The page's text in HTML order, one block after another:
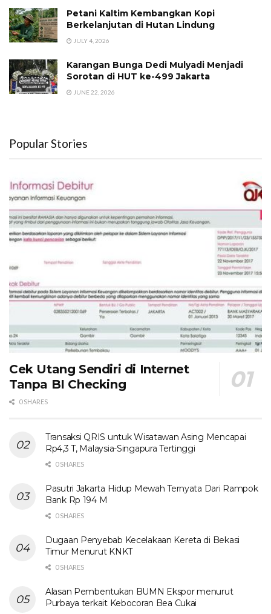
Petani Kaltim Kembangkan Kopi
Berkelanjutan di Hutan Lindung
JULY 4, 2026
Karangan Bunga Dedi Mulyadi Menjadi
Sorotan di HUT ke-499 Jakarta
JUNE 22, 2026
Popular Stories
Cek Utang Sendiri di Internet
Tanpa BI Checking
0 SHARES
Transaksi QRIS untuk Wisatawan Asing Mencapai
Rp4,3 T, Malaysia-Singapura Tertinggi
0 SHARES
Pasutri Jakarta Hidup Mewah Ternyata Dari Rampok
Bank Rp 194 M
0 SHARES
Dugaan Penyebab Kecelakaan Kereta di Bekasi
Timur Menurut KNKT
0 SHARES
Alasan Pembentukan BUMN Ekspor menurut
Purbaya terkait Kebocoran Bea Cukai